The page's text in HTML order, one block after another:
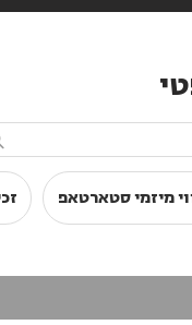
מיזמי סטארטאפ